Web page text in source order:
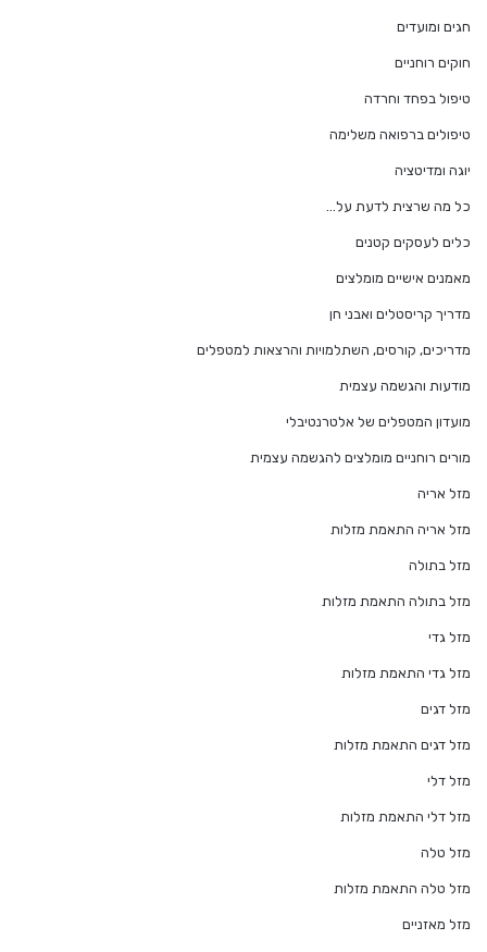
חגים ומועדים
חוקים רוחניים
טיפול בפחד וחרדה
טיפולים ברפואה משלימה
יוגה ומדיטציה
כל מה שרצית לדעת על…
כלים לעסקים קטנים
מאמנים אישיים מומלצים
מדריך קריסטלים ואבני חן
מדריכים, קורסים, השתלמויות והרצאות למטפלים
מודעות והגשמה עצמית
מועדון המטפלים של אלטרנטיבלי
מורים רוחניים מומלצים להגשמה עצמית
מזל אריה
מזל אריה התאמת מזלות
מזל בתולה
מזל בתולה התאמת מזלות
מזל גדי
מזל גדי התאמת מזלות
מזל דגים
מזל דגים התאמת מזלות
מזל דלי
מזל דלי התאמת מזלות
מזל טלה
מזל טלה התאמת מזלות
מזל מאזניים